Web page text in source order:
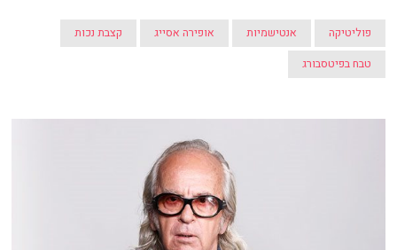
פוליטיקה אנטישמיות אופירה אסייג
קצבת נכות
טבח בפיטסבורג